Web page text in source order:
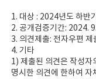
1. 대상 : 2024년도 하반
2. 공개검증기간: 2024.
3. 의견제출: 전자우편
4. 기타
1) 제출된 의견은 작성
명시한 의견에 한하여